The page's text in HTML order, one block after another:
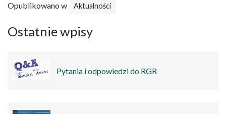
Opublikowano w Aktualności
Ostatnie wpisy
Pytania i odpowiedzi do RGR